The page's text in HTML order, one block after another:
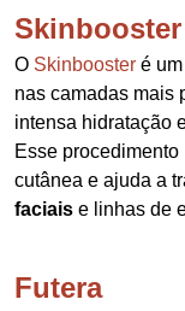
Skinbooster
O Skinbooster é
nas camadas mais
intensa hidratação
Esse
cutânea e ajuda a
faciais e linhas de
Futera